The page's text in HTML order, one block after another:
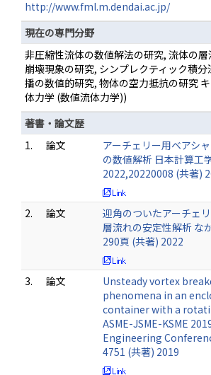
http://www.fml.m.dendai.ac.jp/
現在の専門分野
非圧縮性流体の数値解法の研究, 流体の
崩壊現象の研究, シンプレクティック積
播の数値的研究, 物体の空力抵抗の研究
体力学 (数値流体力学))
著書・論文歴
1.
論文
アーチェリー用ベアシ
の数値解析 日本計算工
2022,20220008 (共著)
2. 論文
迎角のついたアーチェ
層流れの安定性解析 な
290頁 (共著) 2022
3. 論文
Unsteady vortex
phenomena in an
container with a
ASME-JSME-KSME
Engineering
4751 (共著) 2019